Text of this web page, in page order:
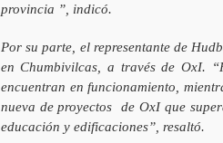
provincia ”, indicó.
Por su parte, el representante de
en Chumbivilcas, a través de OxI.
encuentran en funcionamiento,
nueva de proyectos de OxI que
educación y edificaciones”, resaltó.